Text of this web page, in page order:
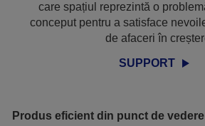
care spațiul reprezintă o
conceput pentru a satisface
de afaceri în
SUPPORT
Produs eficient din punct de